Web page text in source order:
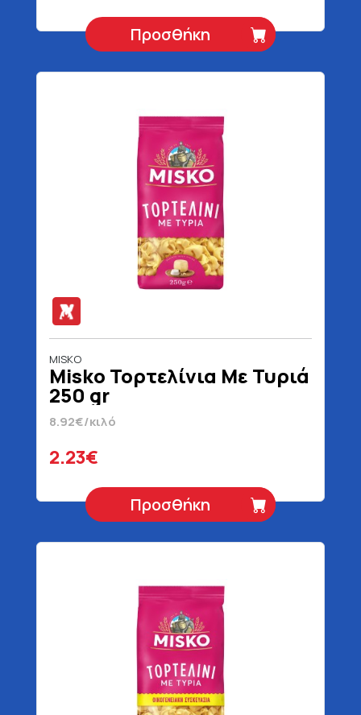
Προσθήκη
MISKO
Misko Τορτελίνια Με Τυριά
250 gr
8.92€/κιλό
2.23€
Προσθήκη